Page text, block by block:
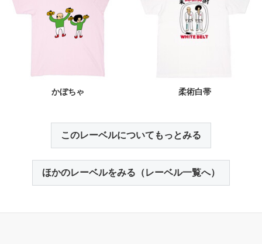
かぼちゃ 柔術白帯
このレーベルについてもっとみる
ほかのレーベルをみる（レーベル一覧へ）